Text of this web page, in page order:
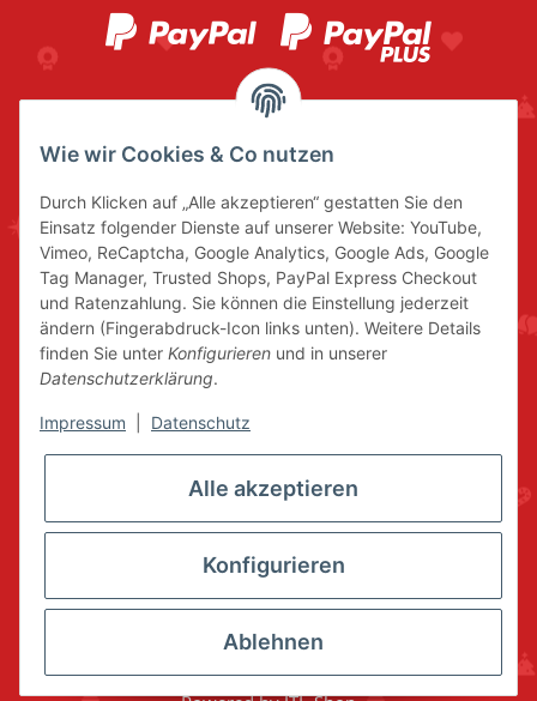
* Alle Preise inkl. gesetzlicher USt., zzgl.
© www.volkskunstshop-erzgebirge.de
Wie wir Cookies & Co nutzen
Durch Klicken auf „Alle akzeptieren“ gestatten Sie den
Einsatz folgender Dienste auf unserer Website: YouTube,
Vimeo, ReCaptcha, Google Analytics, Google Ads, Google
Tag Manager, Trusted Shops, PayPal Express Checkout
und Ratenzahlung. Sie können die Einstellung jederzeit
ändern (Fingerabdruck-Icon links unten). Weitere Details
finden Sie unter Konfigurieren und in unserer
Datenschutzerklärung.
Impressum Datenschutz
Alle akzeptieren
Konfigurieren
Ablehnen